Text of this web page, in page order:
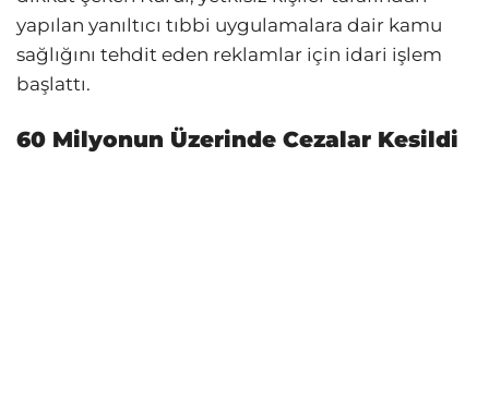
yapılan yanıltıcı tıbbi uygulamalara dair kamu
sağlığını tehdit eden reklamlar için idari işlem
başlattı.
60 Milyonun Üzerinde Cezalar Kesildi